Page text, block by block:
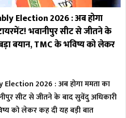
Election 2026 : अब होगा
भवानीपुर सीट से जीतने के
बयान, TMC के भविष्य को लेकर
2026 : अब होगा ममता का
सीट से जीतने के बाद सुवेंदु अधिकारी
को लेकर कह दी यह बड़ी बात